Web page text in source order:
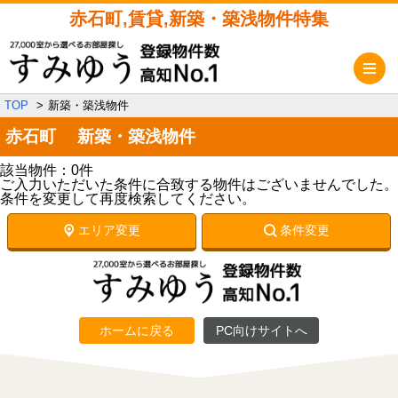
赤石町,賃貸,新築・築浅物件特集
TOP 新築・築浅物件
赤石町 新築・築浅物件
該当物件：0件
ご入力いただいた条件に合致する物件はございませんでした。
条件を変更して再度検索してください。
エリア変更 条件変更
ホームに戻る PC向けサイトへ